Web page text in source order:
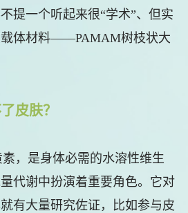
提一个听起来很“学术”、但实
载体材料——PAMAM树枝状大
皮肤？
，是身体必需的水溶性维生
代谢中扮演着重要角色。它对
有大量研究佐证，比如参与皮